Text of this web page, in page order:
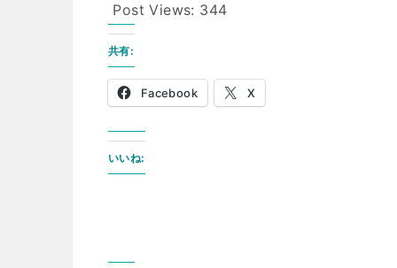
Post Views: 344
共有:
Facebook X
いいね: